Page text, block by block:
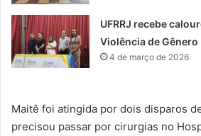
UFRRJ recebe
Violência de Gênero
4 de março de 2026
Maitê foi atingida por dois disparos
precisou passar por cirurgias no